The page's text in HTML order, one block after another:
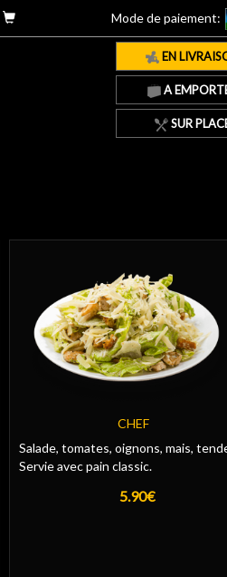
Mode de paiement:
EN
A
SUR
CHEF
Salade, tomates, oignons, mais,
Servie avec pain classic.
5.90€